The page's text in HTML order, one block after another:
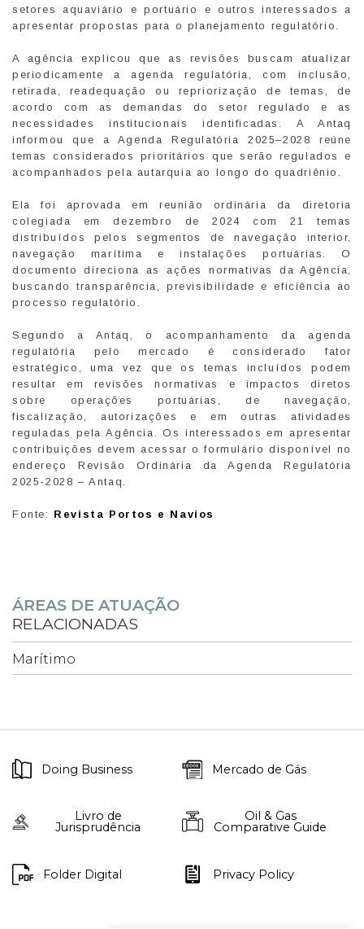
setores aquaviário e portuário e outros interessados a
apresentar propostas para o planejamento regulatório.
A agência explicou que as revisões buscam atualizar
periodicamente a agenda regulatória, com inclusão,
retirada, readequação ou repriorização de temas, de
acordo com as demandas do setor regulado e as
necessidades institucionais identificadas. A Antaq
informou que a Agenda Regulatória 2025–2028 reúne
temas considerados prioritários que serão regulados e
acompanhados pela autarquia ao longo do quadriênio.
Ela foi aprovada em reunião ordinária da diretoria
colegiada em dezembro de 2024 com 21 temas
distribuídos pelos segmentos de navegação interior,
navegação marítima e instalações portuárias. O
documento direciona as ações normativas da Agência,
buscando transparência, previsibilidade e eficiência ao
processo regulatório.
Segundo a Antaq, o acompanhamento da agenda
regulatória pelo mercado é considerado fator
estratégico, uma vez que os temas incluídos podem
resultar em revisões normativas e impactos diretos
sobre operações portuárias, de navegação,
fiscalização, autorizações e em outras atividades
reguladas pela Agência. Os interessados em apresentar
contribuições devem acessar o formulário disponível no
endereço Revisão Ordinária da Agenda Regulatória
2025-2028 – Antaq.
Fonte: Revista Portos e Navios
ÁREAS DE ATUAÇÃO
RELACIONADAS
Marítimo
Doing Business Mercado de Gás
Livro de
Jurisprudência
Oil & Gas
Comparative Guide
Folder Digital Privacy Policy